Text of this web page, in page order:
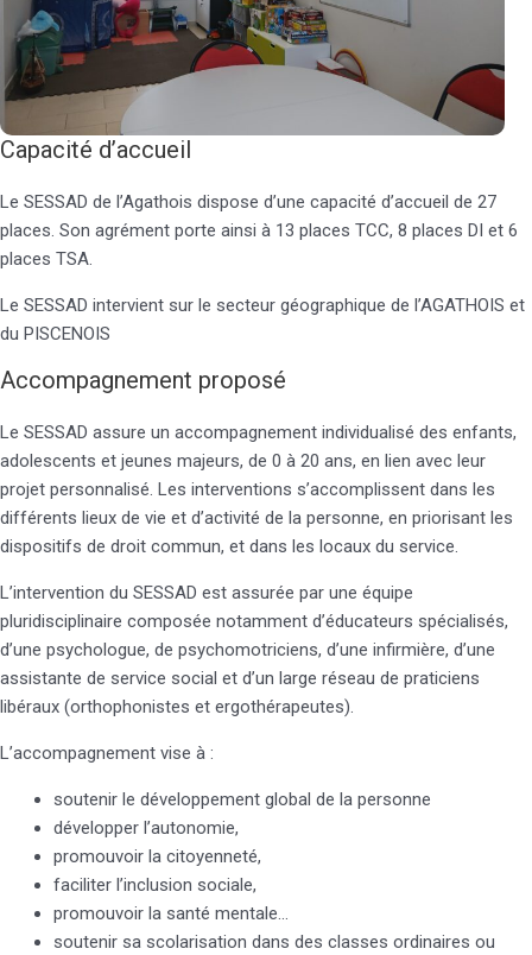
Capacité d’accueil
Le SESSAD de l’Agathois dispose d’une capacité d’accueil de 27
places. Son agrément porte ainsi à 13 places TCC, 8 places DI et 6
places TSA.
Le SESSAD intervient sur le secteur géographique de l’AGATHOIS et
du PISCENOIS
Accompagnement proposé
Le SESSAD assure un accompagnement individualisé des enfants,
adolescents et jeunes majeurs, de 0 à 20 ans, en lien avec leur
projet personnalisé. Les interventions s’accomplissent dans les
différents lieux de vie et d’activité de la personne, en priorisant les
dispositifs de droit commun, et dans les locaux du service.
L’intervention du SESSAD est assurée par une équipe
pluridisciplinaire composée notamment d’éducateurs spécialisés,
d’une psychologue, de psychomotriciens, d’une infirmière, d’une
assistante de service social et d’un large réseau de praticiens
libéraux (orthophonistes et ergothérapeutes).
L’accompagnement vise à :
soutenir le développement global de la personne
développer l’autonomie,
promouvoir la citoyenneté,
faciliter l’inclusion sociale,
promouvoir la santé mentale…
soutenir sa scolarisation dans des classes ordinaires ou